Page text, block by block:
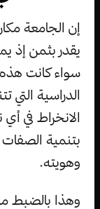
إن الجامعة
يقدر بثمن إذ
سواء كانت
الدراسية التي
الانخراط في
بتنمية
وهويته.
وهذا بالضبط